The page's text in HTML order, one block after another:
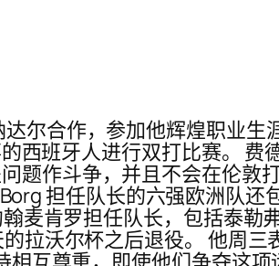
尔合作，参加他辉煌职业生
西班牙人进行双打比赛。 费
题作斗争，并且不会在伦敦
担任队长的六强欧洲队还
麦肯罗担任队长，包括泰勒
拉沃尔杯之后退役。 他周